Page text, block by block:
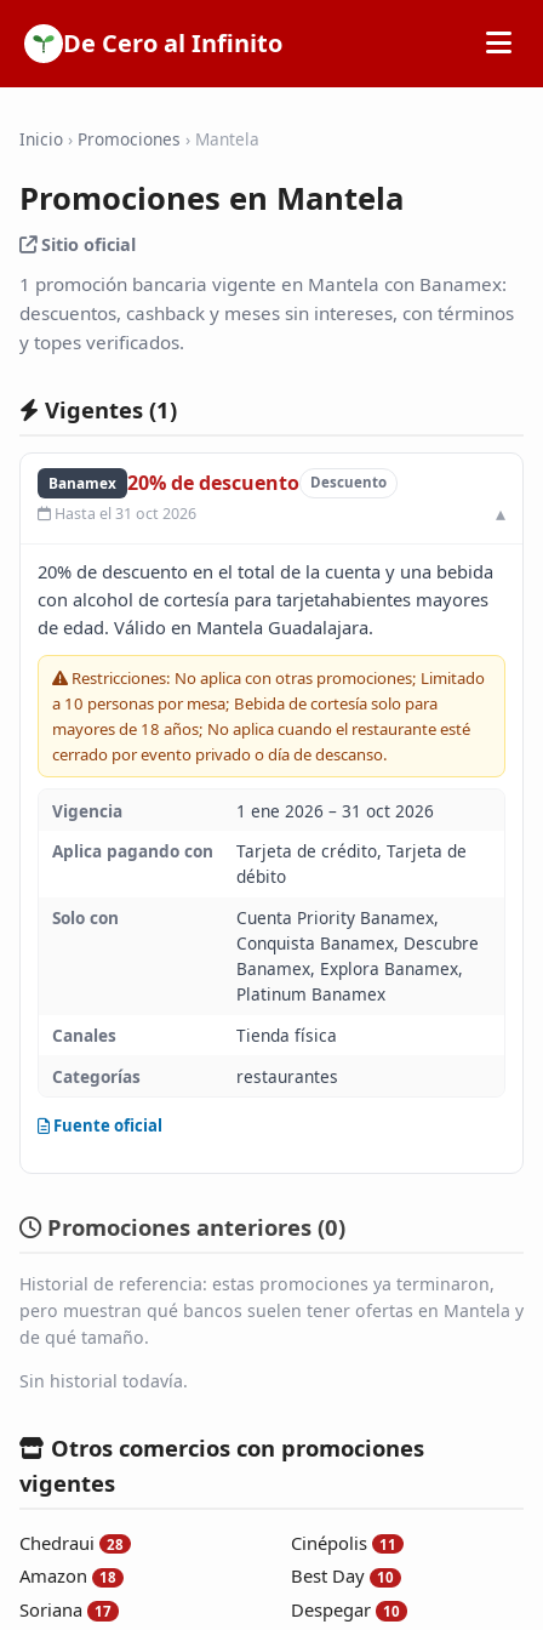
De Cero al Infinito
SOFIPOs
Calculadoras
Tarjetas de Crédito
Promociones
Blog
Inicio › Promociones › Mantela
Promociones en Mantela
Sitio oficial
1 promoción bancaria vigente en Mantela con Banamex:
descuentos, cashback y meses sin intereses, con términos
y topes verificados.
Vigentes (1)
Banamex 20% de descuento Descuento
Hasta el 31 oct 2026
20% de descuento en el total de la cuenta y una bebida
con alcohol de cortesía para tarjetahabientes mayores
de edad. Válido en Mantela Guadalajara.
Restricciones: No aplica con otras promociones; Limitado
a 10 personas por mesa; Bebida de cortesía solo para
mayores de 18 años; No aplica cuando el restaurante esté
cerrado por evento privado o día de descanso.
Vigencia
1 ene 2026 – 31 oct 2026
Aplica pagando con
Tarjeta de crédito, Tarjeta de
débito
Solo con
Cuenta Priority Banamex,
Conquista Banamex, Descubre
Banamex, Explora Banamex,
Platinum Banamex
Canales
Tienda física
Categorías
restaurantes
Fuente oficial
Promociones anteriores (0)
Historial de referencia: estas promociones ya terminaron,
pero muestran qué bancos suelen tener ofertas en Mantela y
de qué tamaño.
Sin historial todavía.
Otros comercios con promociones
vigentes
Chedraui 28
Amazon 18
Soriana 17
Cinépolis 11
Best Day 10
Despegar 10